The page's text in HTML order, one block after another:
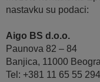
nastavku su podaci:
Aigo BS d.o.o.
Paunova 82 – 84
Banjica, 11000
Tel: +381 11 65 55 294